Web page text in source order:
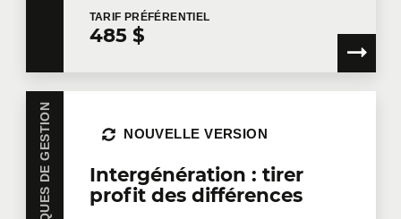
TARIF PRÉFÉRENTIEL
485 $
Intergénération : tirer
profit des différences
NOUVELLE VERSION